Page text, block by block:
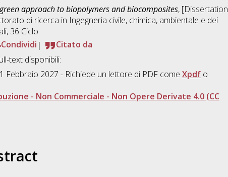
approach to biopolymers and biocomposites, [Dissertation
di ricerca in Ingegneria civile, chimica, ambientale e dei
, 36 Ciclo.
Condividi
Citato da
text disponibili:
Febbraio 2027 - Richiede un lettore di PDF come Xpdf o
- Non Commerciale - Non Opere Derivate 4.0 (CC